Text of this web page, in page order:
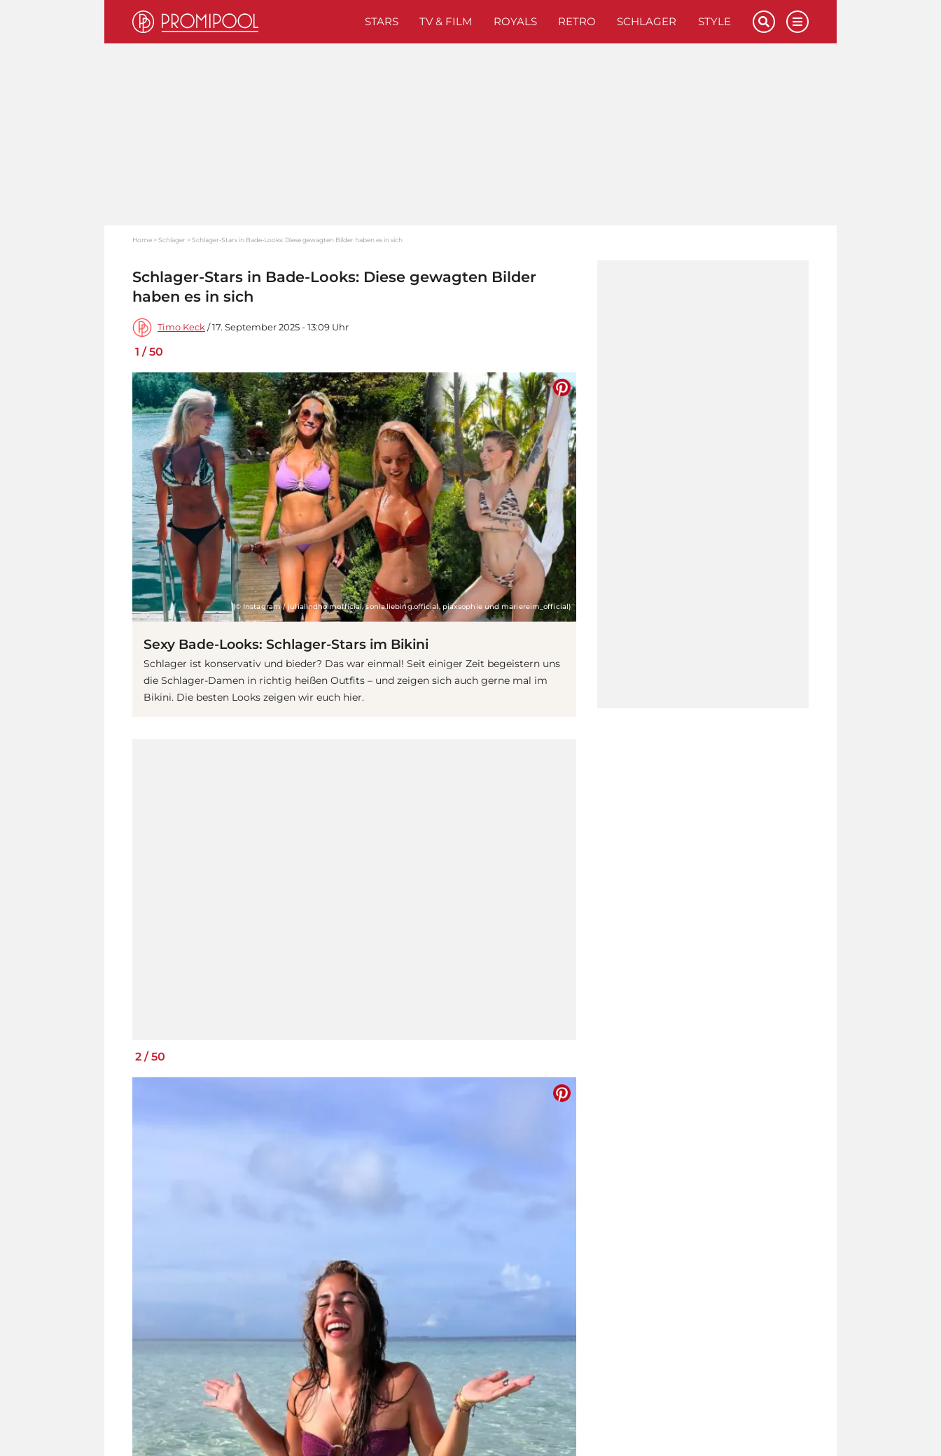
STARS TV & FILM ROYALS RETRO SCHLAGER STYLE
Home Schlager Schlager-Stars in Bade-Looks: Diese gewagten Bilder haben es in sich
Schlager-Stars in Bade-Looks: Diese gewagten Bilder
haben es in sich
Timo Keck / 17. September 2025 - 13:09 Uhr
1 /50
(© Instagram / julialindholmofficial, sonia.liebing.official, piaxsophie und mariereim_official)
Sexy Bade-Looks: Schlager-Stars im Bikini
Schlager ist konservativ und bieder? Das war einmal! Seit einiger Zeit begeistern uns
die Schlager-Damen in richtig heißen Outfits – und zeigen sich auch gerne mal im
Bikini. Die besten Looks zeigen wir euch hier.
2 /50